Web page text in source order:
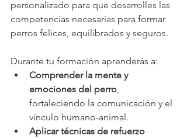
personalizado para que desarrolles las
competencias necesarias para formar
perros felices, equilibrados y seguros.
Durante tu formación aprenderás a:
Comprender la mente y
emociones del perro,
fortaleciendo la comunicación y el
vínculo humano-animal.
Aplicar técnicas de refuerzo